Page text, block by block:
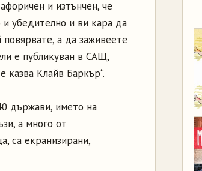
и изтънчен, че
и убедително и ви кара да
а да заживеете
е публикуван в САЩ,
казва Клайв Баркър“.
държави, името на
а много от
са екранизирани,